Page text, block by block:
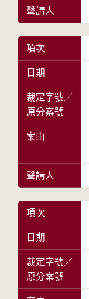
聲請人
項次
日期
裁定字號／
原分案號
案由
聲請人
項次
日期
裁定字號／
原分案號